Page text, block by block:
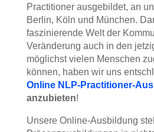
Practitioner ausgebildet, an
Berlin, Köln und München.
faszinierende Welt der
Veränderung auch in den
möglichst vielen Menschen
können, haben wir uns
Online NLP-Practitioner-
anzubieten!
Unsere Online-Ausbildung